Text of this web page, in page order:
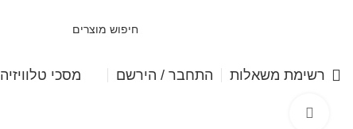
רשימת משאלות התחבר / הירשם מסכי טלוויזיה